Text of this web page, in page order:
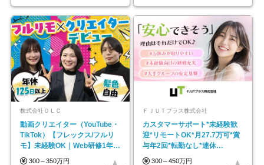
株式会社ＯＬＣ
動画クリエイター（YouTube・
TikTok）【フレックス/フルリ
モ】未経験OK｜Web研修1年間
｜副業OK
300～350万円
ＦＪＵＴプラス株式会社
カスタマーサポート*未経験歓
迎*リモートOK*月27.7万可*賞
与年2回*転勤なし*連休
OK/ZE010232
300～450万円